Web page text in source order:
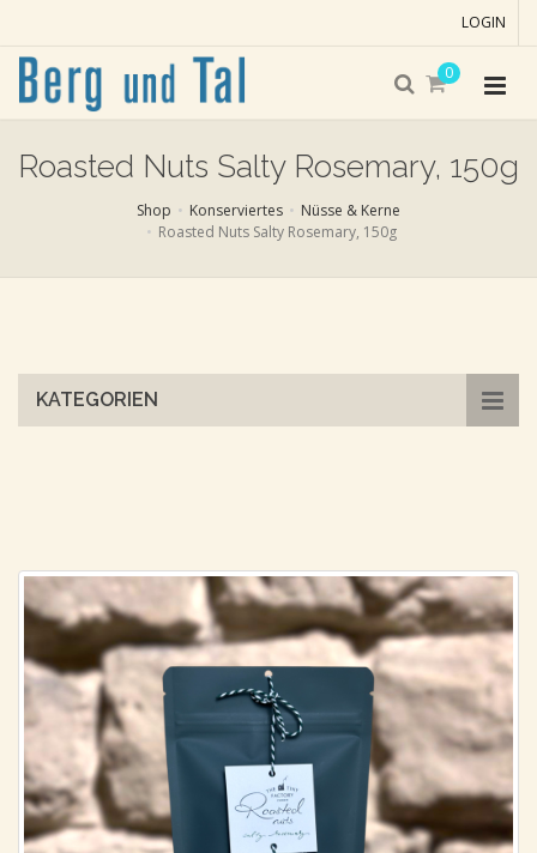
LOGIN
0
Roasted Nuts Salty Rosemary, 150g
Shop Konserviertes
Nüsse & Kerne
Roasted Nuts Salty Rosemary, 150g
KATEGORIEN